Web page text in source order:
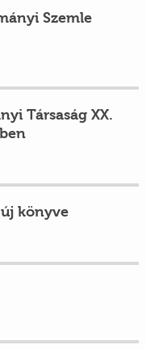
Szemle
Társaság XX.
könyve